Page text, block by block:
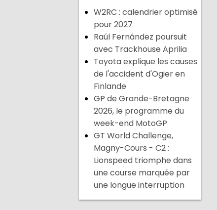
W2RC : calendrier optimisé
pour 2027
Raúl Fernández poursuit
avec Trackhouse Aprilia
Toyota explique les causes
de l'accident d'Ogier en
Finlande
GP de Grande-Bretagne
2026, le programme du
week-end MotoGP
GT World Challenge,
Magny-Cours - C2 :
Lionspeed triomphe dans
une course marquée par
une longue interruption